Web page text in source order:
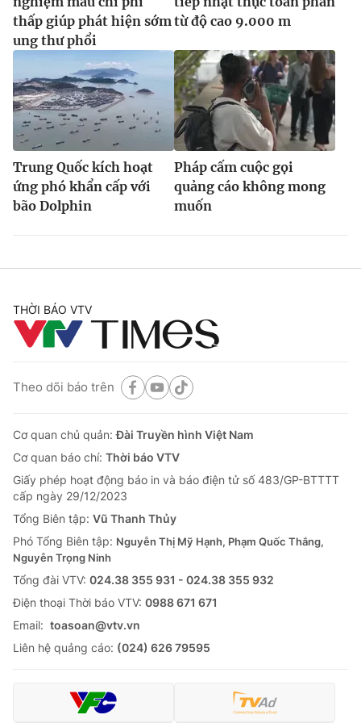
thấp giúp phát hiện sớm
ung thư phổi
từ độ cao 9.000 m
Trung Quốc kích hoạt
ứng phó khẩn cấp với
bão Dolphin
Pháp cấm cuộc gọi
quảng cáo không mong
muốn
THỜI BÁO VTV
Theo dõi báo trên
Cơ quan chủ quản:Đài Truyền hình Việt Nam
Cơ quan báo chí: Thời báo VTV
Giấy phép hoạt động báo in và báo điện tử số 483/GP-BTTTT
cấp ngày 29/12/2023
Tổng Biên tập: Vũ Thanh Thủy
Phó Tổng Biên tập: Nguyễn Thị Mỹ Hạnh, Phạm Quốc Thắng,
Nguyễn Trọng Ninh
Tổng đài VTV: 024.38 355 931 - 024.38 355 932
Ðiện thoại Thời báo VTV: 0988 671 671
Email: toasoan@vtv.vn
Liên hệ quảng cáo: (024) 626 79595